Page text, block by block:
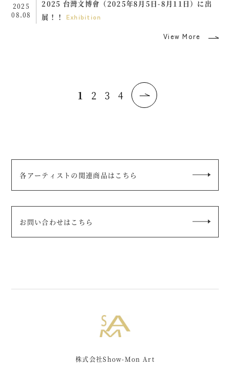
2025
08.08
2025 台灣文博會（2025年8月5日-8月11日）に出
展！！
Exhibition
View More
1 2 3 4
各アーティストの関連商品はこちら
お問い合わせはこちら
株式会社Show-Mon Art